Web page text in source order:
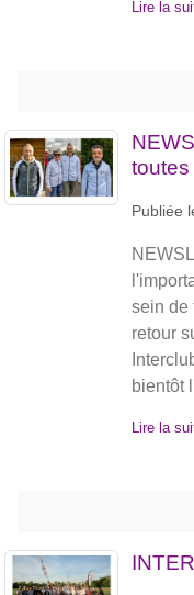
Lire la
toutes
Publiée
sein de
retour
bientôt
Lire la